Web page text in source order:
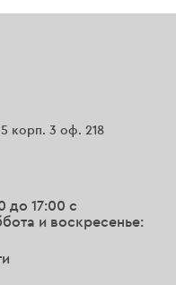
корп. 3 оф. 218
до 17:00 с
и воскресенье: